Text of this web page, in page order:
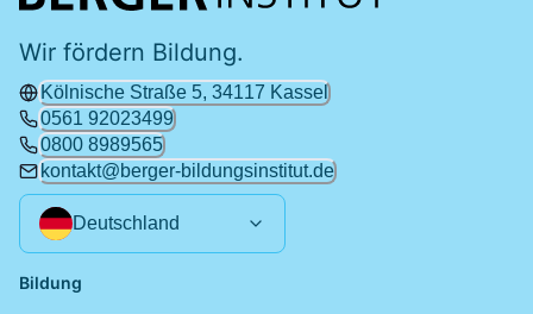
Wir fördern Bildung.
Kölnische Straße 5, 34117 Kassel
0561 92023499
0800 8989565
kontakt@berger-bildungsinstitut.de
Deutschland
Bildung